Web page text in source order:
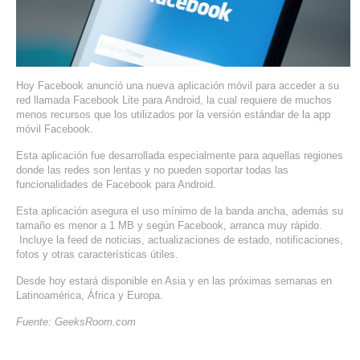
SERVIDORES DEDICADOS
AGENCIA DIGITAL
PAGINAS WEB PARA NEGOCIOS
PAGINA WEB CON MANEJADOR DE CONTENIDOS
PAGINA WEB CON CATÁLOGO DE PRODUCTOS
APPS PARA NEGOCIOS
Hoy Facebook anunció una nueva aplicación móvil para acceder a su
red llamada Facebook Lite para Android, la cual requiere de muchos
menos recursos que los utilizados por la versión estándar de la app
móvil Facebook.
Esta aplicación fue desarrollada especialmente para aquellas regiones
donde las redes son lentas y no pueden soportar todas las
funcionalidades de Facebook para Android.
Esta aplicación asegura el uso mínimo de la banda ancha, además su
tamaño es menor a 1 MB y según Facebook, arranca muy rápido.
Incluye la feed de noticias, actualizaciones de estado, notificaciones,
fotos y otras características útiles.
Desde hoy estará disponible en Asia y en las próximas semanas en
Latinoamérica, África y Europa.
Fuente: GeeksRoom.com